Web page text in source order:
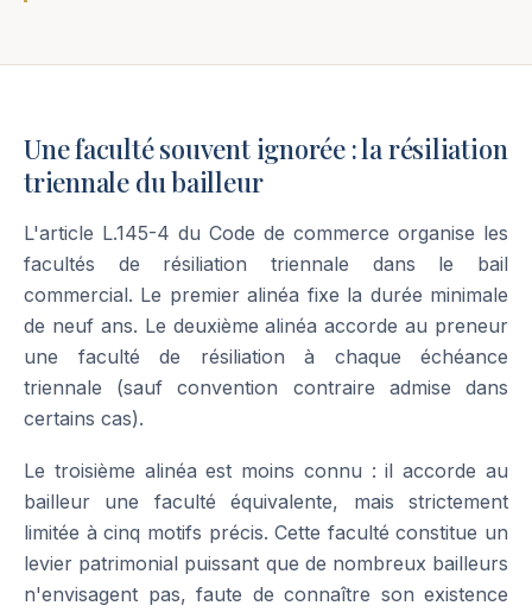
Une faculté souvent ignorée : la résiliation
triennale du bailleur
L'article L.145-4 du Code de commerce organise les
facultés de résiliation triennale dans le bail
commercial. Le premier alinéa fixe la durée minimale
de neuf ans. Le deuxième alinéa accorde au preneur
une faculté de résiliation à chaque échéance
triennale (sauf convention contraire admise dans
certains cas).
Le troisième alinéa est moins connu : il accorde au
bailleur une faculté équivalente, mais strictement
limitée à cinq motifs précis. Cette faculté constitue un
levier patrimonial puissant que de nombreux bailleurs
n'envisagent pas, faute de connaître son existence